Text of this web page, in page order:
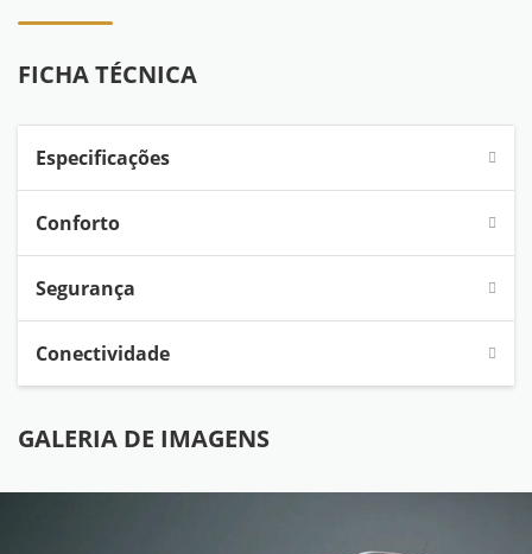
FICHA TÉCNICA
Especificações
Conforto
Segurança
Conectividade
GALERIA DE IMAGENS